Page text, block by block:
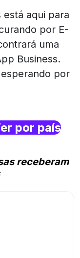
está aqui para
por E-
uma
Business.
por
por país
receberam